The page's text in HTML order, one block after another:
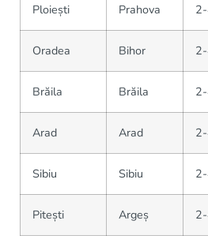
Ploiești Prahova
Oradea Bihor
Brăila Brăila
Arad Arad
Sibiu Sibiu
Pitești Argeș